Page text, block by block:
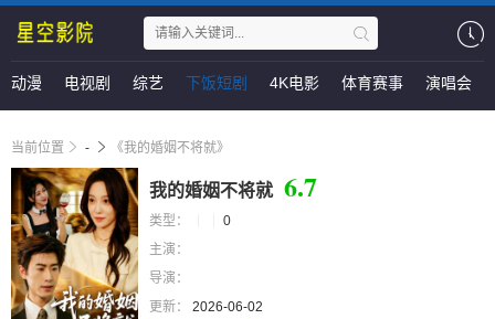
动漫 电视剧 综艺 下饭短剧 4K电影 体育赛事 演唱会
当前位置 - 《我的婚姻不将就》
我的婚姻不将就 6.7
类型：
0
主演：
导演：
更新：
2026-06-02